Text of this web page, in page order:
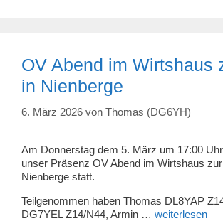
OV Abend im Wirtshaus
in Nienberge
6. März 2026 von Thomas (DG6YH)
Am Donnerstag dem 5. März um 17:00
unser Präsenz OV Abend im Wirtshaus
Nienberge statt.
Teilgenommen haben Thomas DL8YAP
DG7YEL Z14/N44, Armin … weiterlesen